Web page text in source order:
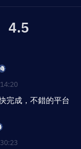
4.5
完成，不錯的平台